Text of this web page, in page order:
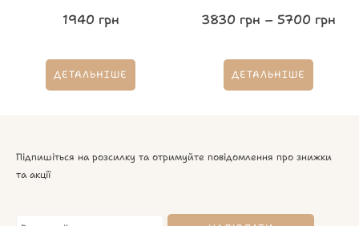
1940 грн
ДЕТАЛЬНІШЕ
3830 грн – 5700 грн
ДЕТАЛЬНІШЕ
Підпишіться на розсилку та отримуйте повідомлення про знижки
та акції